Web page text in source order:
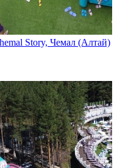
Story, Чемал (Алтай)